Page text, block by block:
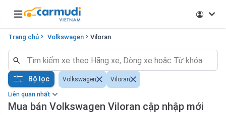
Open main menu
Trang chủ Volkswagen Viloran
Liên quan nhất
Mua bán Volkswagen Viloran cập nhập mới
Bộ lọc Volkswagen Viloran